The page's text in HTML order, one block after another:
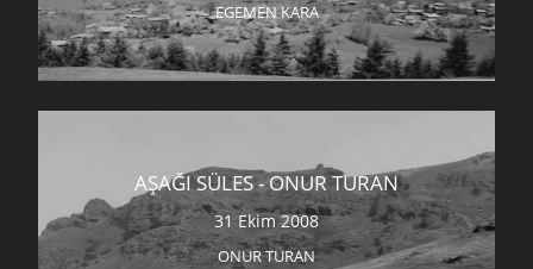
EGEMEN KARA
AŞAĞI SÜLES - ONUR TURAN
31 Ekim 2008
ONUR TURAN